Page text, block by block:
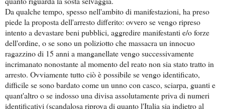
Da qualche tempo, spesso nell'ambito di manifestazioni, ha preso
piede la proposta dell'arresto differito: ovvero se vengo ripreso
intento a devastare beni pubblici, aggredire manifestanti e/o forze
dell'ordine, o se sono un poliziotto che massacra un innocuo
ragazzino di 15 anni a manganellate vengo successivamente
incrimanato nonostante al momento del reato non sia stato tratto in
arresto. Ovviamente tutto ciò è possibile se vengo identificato,
difficile se sono bardato come un unno con casco, sciarpa, guanti e
quant'altro o se indosso una divisa assolutamente priva di numeri
identificativi (scandalosa riprova di quanto l'Italia sia indietro al